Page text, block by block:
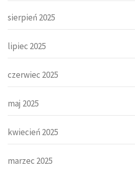
sierpień 2025
lipiec 2025
czerwiec 2025
maj 2025
kwiecień 2025
marzec 2025